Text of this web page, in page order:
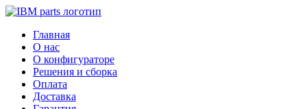
Главная
О нас
О конфигураторе
Решения и сборка
Оплата
Доставка